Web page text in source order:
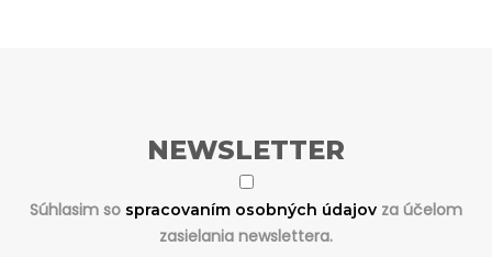
NEWSLETTER
Súhlasim so spracovaním osobných údajov za účelom
zasielania newslettera.